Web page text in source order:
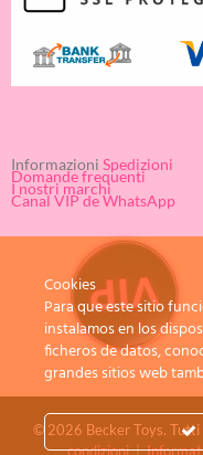
Informazioni Spedizioni
Domande frequenti
I nostri marchi
Canal VIP de WhatsApp
© 2026 Becker Toys.
condizioni|
Cookies
Para que este sitio
instalamos en los
ficheros de datos,
grandes sitios web